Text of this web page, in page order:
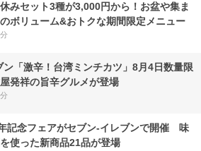
みセット3種が3,000円から！お盆や集ま
ボリューム&おトクな期間限定メニュー
ン「激辛！台湾ミンチカツ」8月4日数量限
発祥の旨辛グルメが登場
記念フェアがセブン-イレブンで開催 味
使った新商品21品が登場